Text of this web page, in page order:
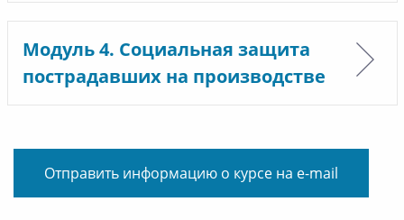
Модуль 4. Социальная защита
пострадавших на производстве
Отправить информацию о курсе на e-mail